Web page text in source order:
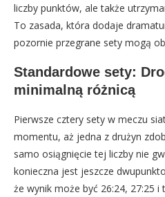
liczby punktów, ale także
To zasada, która dodaje
pozornie przegrane sety mogą
Standardowe sety:
minimalną różnicą
Pierwsze cztery sety w meczu
momentu, aż jedna z drużyn
samo osiągnięcie tej liczby nie
konieczna jest jeszcze
że wynik może być 26:24, 27:25